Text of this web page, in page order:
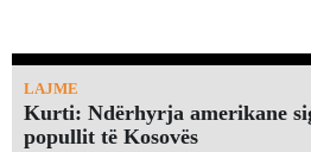
LAJME
Kurti: Ndërhyrja amerikane
popullit të Kosovës